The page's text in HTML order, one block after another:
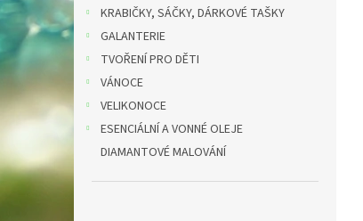
KRABIČKY, SÁČKY, DÁRKOVÉ TAŠKY
GALANTERIE
TVOŘENÍ PRO DĚTI
VÁNOCE
VELIKONOCE
ESENCIÁLNÍ A VONNÉ OLEJE
DIAMANTOVÉ MALOVÁNÍ